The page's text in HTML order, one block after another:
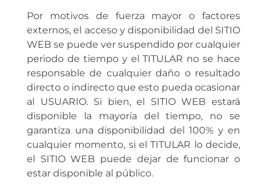
Por motivos de fuerza mayor o factores
externos, el acceso y disponibilidad del SITIO
WEB se puede ver suspendido por cualquier
periodo de tiempo y el TITULAR no se hace
responsable de cualquier daño o resultado
directo o indirecto que esto pueda ocasionar
al USUARIO. Si bien, el SITIO WEB estará
disponible la mayoría del tiempo, no se
garantiza una disponibilidad del 100% y en
cualquier momento, si el TITULAR lo decide,
el SITIO WEB puede dejar de funcionar o
estar disponible al público.